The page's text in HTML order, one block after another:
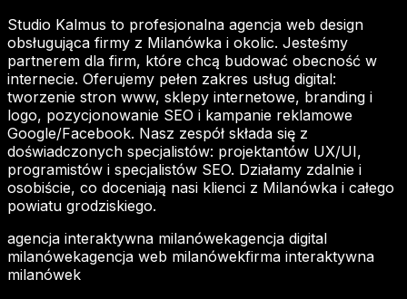
Studio Kalmus to profesjonalna agencja web design
obsługująca firmy z Milanówka i okolic. Jesteśmy
partnerem dla firm, które chcą budować obecność w
internecie. Oferujemy pełen zakres usług digital:
tworzenie stron www, sklepy internetowe, branding i
logo, pozycjonowanie SEO i kampanie reklamowe
Google/Facebook. Nasz zespół składa się z
doświadczonych specjalistów: projektantów UX/UI,
programistów i specjalistów SEO. Działamy zdalnie i
osobiście, co doceniają nasi klienci z Milanówka i całego
powiatu grodziskiego.
agencja interaktywna milanówekagencja digital
milanówekagencja web milanówekfirma interaktywna
milanówek